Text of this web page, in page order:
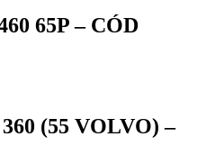
65P – CÓD
(55 VOLVO) –